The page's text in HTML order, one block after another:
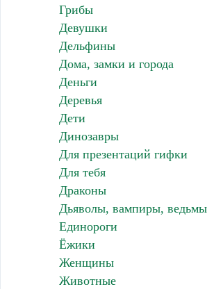
Грибы
Девушки
Дельфины
Дома, замки и города
Деньги
Деревья
Дети
Динозавры
Для презентаций гифки
Для тебя
Драконы
Дьяволы, вампиры, ведьмы
Единороги
Ёжики
Женщины
Животные